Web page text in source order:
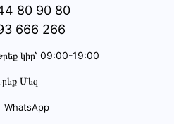
80 90 80
666 266
կիր՝ 09:00-19:00
Մեզ
WhatsApp